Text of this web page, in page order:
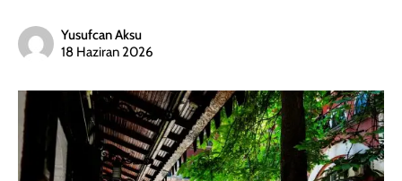
Yusufcan Aksu
18 Haziran 2026